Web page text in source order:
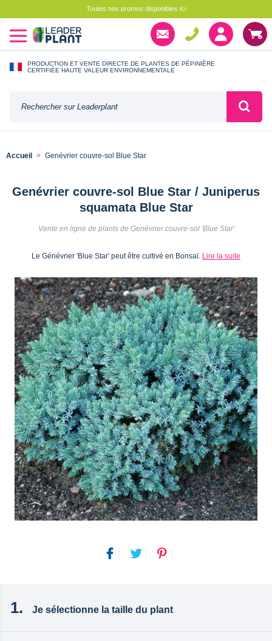
Toutes nos promos disponibles ici
PRODUCTION ET VENTE DIRECTE DE PLANTES DE PÉPINIÈRE
CERTIFIÉE HAUTE VALEUR ENVIRONNEMENTALE
Accueil Genévrier couvre-sol Blue Star
Genévrier couvre-sol Blue Star / Juniperus
squamata Blue Star
Vente en ligne de plants de Genévrier couvre-sol 'Blue Star'
Le Génévrier 'Blue Star' peut être cultivé en Bonsaï. Lire la suite
Je sélectionne la taille du plant